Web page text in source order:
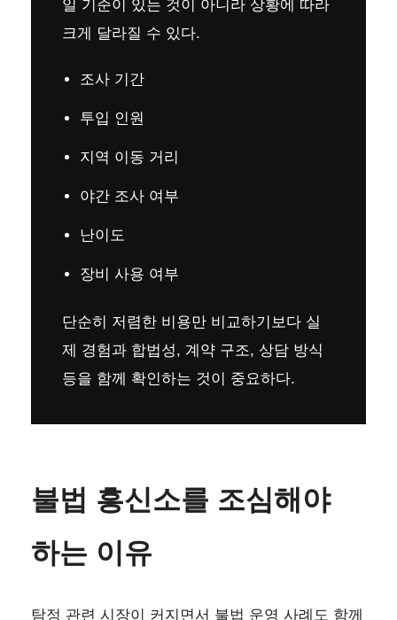
일 기준이 있는 것이 아니라 상황에 따라
크게 달라질 수 있다.
조사 기간
투입 인원
지역 이동 거리
야간 조사 여부
난이도
장비 사용 여부
단순히 저렴한 비용만 비교하기보다 실
제 경험과 합법성, 계약 구조, 상담 방식
등을 함께 확인하는 것이 중요하다.
불법 흥신소를 조심해야
하는 이유
탐정 관련 시장이 커지면서 불법 운영 사례도 함께